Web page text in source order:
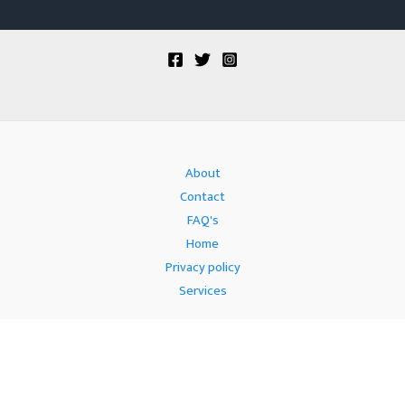
About
Contact
FAQ's
Home
Privacy policy
Services